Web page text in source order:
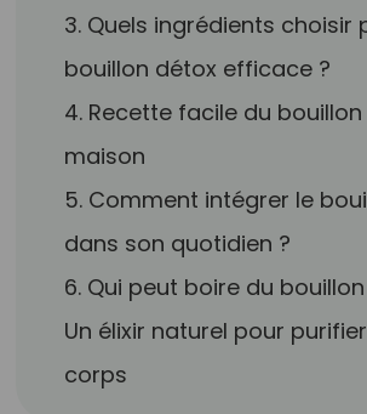
3. Quels ingrédients choisir
bouillon détox efficace ?
4. Recette facile du
maison
5. Comment intégrer le
dans son quotidien ?
6. Qui peut boire du
Un élixir naturel pour
corps